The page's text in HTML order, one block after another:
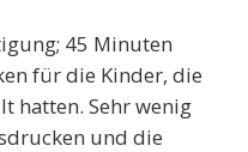
45 Minuten
für die Kinder, die
hatten. Sehr wenig
und die